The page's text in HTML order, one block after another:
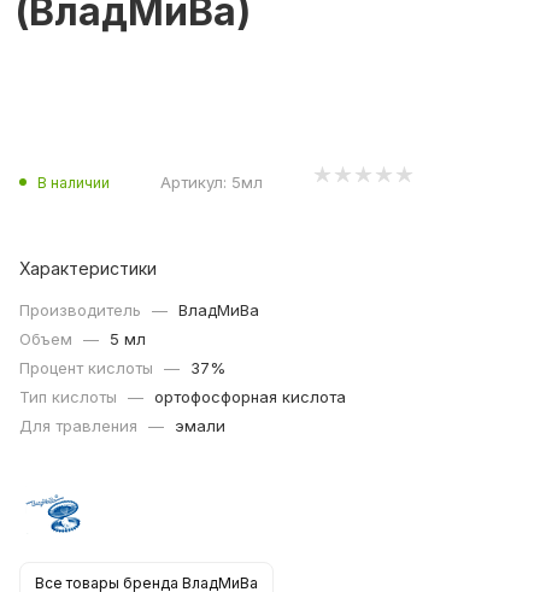
(ВладМиВа)
В наличии Артикул: 5мл
Характеристики
Производитель — ВладМиВа
Объем
—
5 мл
Процент кислоты
—
37%
Тип кислоты
— ортофосфорная кислота
Для травления
— эмали
Все товары бренда ВладМиВа